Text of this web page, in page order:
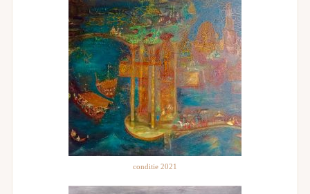
conditie 2021